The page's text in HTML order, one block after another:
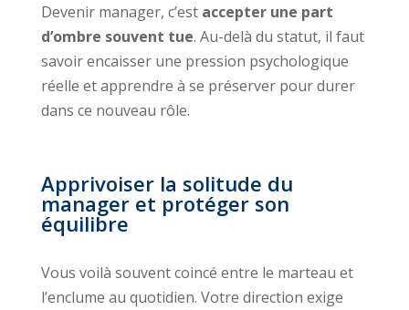
Devenir manager, c’est accepter une part
d’ombre souvent tue. Au-delà du statut, il faut
savoir encaisser une pression psychologique
réelle et apprendre à se préserver pour durer
dans ce nouveau rôle.
Apprivoiser la solitude du
manager et protéger son
équilibre
Vous voilà souvent coincé entre le marteau et
l’enclume au quotidien. Votre direction exige